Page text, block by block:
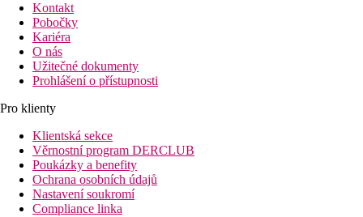
Kontakt
Pobočky
Kariéra
O nás
Užitečné dokumenty
Prohlášení o přístupnosti
Pro klienty
Klientská sekce
Věrnostní program DERCLUB
Poukázky a benefity
Ochrana osobních údajů
Nastavení soukromí
Compliance linka